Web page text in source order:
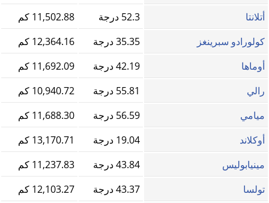
أتلانتا
52.3 درجة
11,502.88 كم
كولورادو سبرينغز
35.35 درجة
12,364.16 كم
أوماها
42.19 درجة
11,692.09 كم
رالي
55.81 درجة
10,940.72 كم
ميامي
56.59 درجة
11,688.30 كم
أوكلاند
19.04 درجة
13,170.71 كم
مينيابوليس
43.84 درجة
11,237.83 كم
تولسا
43.37 درجة
12,103.27 كم